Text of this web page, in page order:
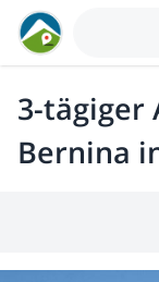
3-tägiger
Bernina